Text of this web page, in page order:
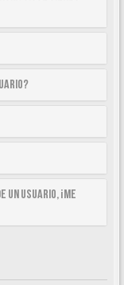
un usuario, ¡me